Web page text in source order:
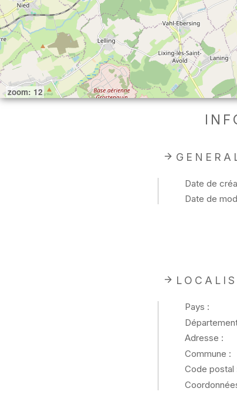
zoom: 12
Date de
Date de
Pays :
Adresse :
Commune :
Code postal